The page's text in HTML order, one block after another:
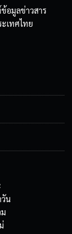
อมูลข่าวสาร
เทศไทย